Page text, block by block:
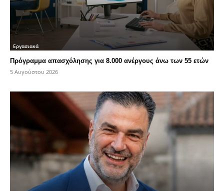
Εργασιακά
Πρόγραμμα απασχόλησης για 8.000 ανέργους άνω των 55 ετών
5 Αυγούστου 2026